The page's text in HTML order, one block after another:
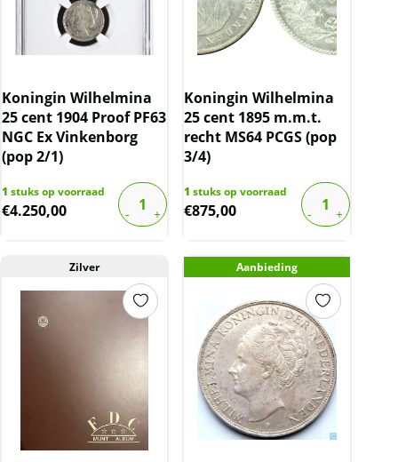
Koningin Wilhelmina
25 cent 1904 Proof PF63
NGC Ex Vinkenborg
(pop 2/1)
1 stuks op voorraad
€4.250,00
Koningin Wilhelmina
25 cent 1895 m.m.t.
recht MS64 PCGS (pop
3/4)
1 stuks op voorraad
€875,00
Zilver Aanbieding